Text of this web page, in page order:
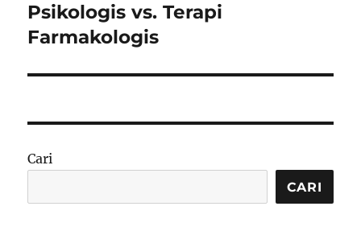
Psikologis vs. Terapi
Farmakologis
Cari
CARI